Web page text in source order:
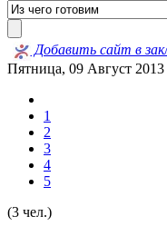
Добавить сайт в
Пятница, 09 Август 2013
1
2
3
4
5
(3 чел.)